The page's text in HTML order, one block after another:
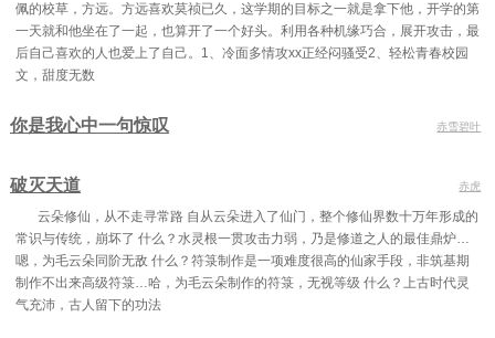
第七十七章 白骨莲花 第七十八章 大道如青天
第七十九章 宋如意
第九十一章 第一事 第九十二章 玉衡峰倾 第九十三章 云中谁寄锦书来
第九十四章 云笺闲事 第九十五章 缠星灵蛇 第九十六章 又如何
第九十七章 剑有三尺，剑芒七指！
佩的校草，方远。方远喜欢莫祯已久，这学期的目标之一就是拿下他，开学的第
一天就和他坐在了一起，也算开了一个好头。利用各种机缘巧合，展开攻击，最
后自己喜欢的人也爱上了自己。1、冷面多情攻xx正经闷骚受2、轻松青春校园
文，甜度无数
你是我心中一句惊叹 赤雪碧叶
破灭天道 赤虎
云朵修仙，从不走寻常路 自从云朵进入了仙门，整个修仙界数十万年形成的
常识与传统，崩坏了 什么？水灵根一贯攻击力弱，乃是修道之人的最佳鼎炉…
嗯，为毛云朵同阶无敌 什么？符箓制作是一项难度很高的仙家手段，非筑基期
制作不出来高级符箓…哈，为毛云朵制作的符箓，无视等级 什么？上古时代灵
气充沛，古人留下的功法